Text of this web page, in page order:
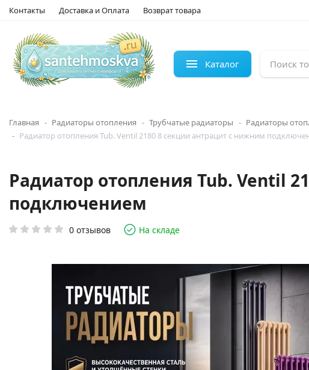
Контакты Доставка и Оплата Возврат товара
Каталог
Главная Радиаторы отопления Трубчатые радиаторы Радиаторы
Радиатор отопления Tub. Ventil 2180 8 секции антрацит с нижним
Радиатор отопления Tub. Ventil
подключением
0 отзывов На складе